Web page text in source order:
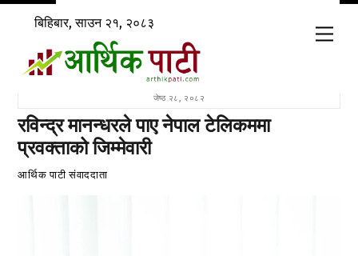
Skip
content
बिहिबार, साउन २१, २०८३
जेष्ठ २८, २०८२
रविन्द्र मानन्धरले पाए नेपाल टेलिकममा
प्रवक्ताको जिम्मेवारी
आर्थिक पाटी संवाददाता